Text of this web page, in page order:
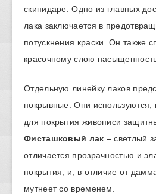
скипидаре. Одно из главных
лака заключается в
потускнения краски. Он также
красочному слою насыщенность
Отдельную линейку лаков
покрывные. Они используются,
для покрытия живописи
Фисташковый лак – светлый
отличается прозрачностью и
покрытия, и, в отличие от
мутнеет со временем.